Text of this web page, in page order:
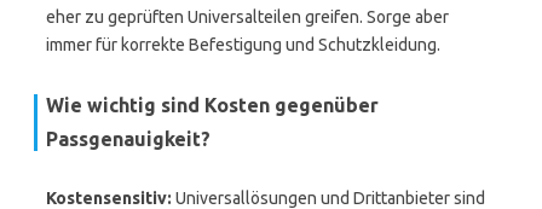
eher zu geprüften Universalteilen greifen. Sorge aber
immer für korrekte Befestigung und Schutzkleidung.
Wie wichtig sind Kosten gegenüber
Passgenauigkeit?
Kostensensitiv: Universallösungen und Drittanbieter sind